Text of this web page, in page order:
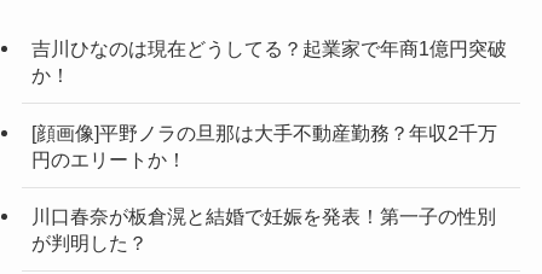
吉川ひなのは現在どうしてる？起業家で年商1億円突破
か！
[顔画像]平野ノラの旦那は大手不動産勤務？年収2千万
円のエリートか！
川口春奈が板倉滉と結婚で妊娠を発表！第一子の性別
が判明した？